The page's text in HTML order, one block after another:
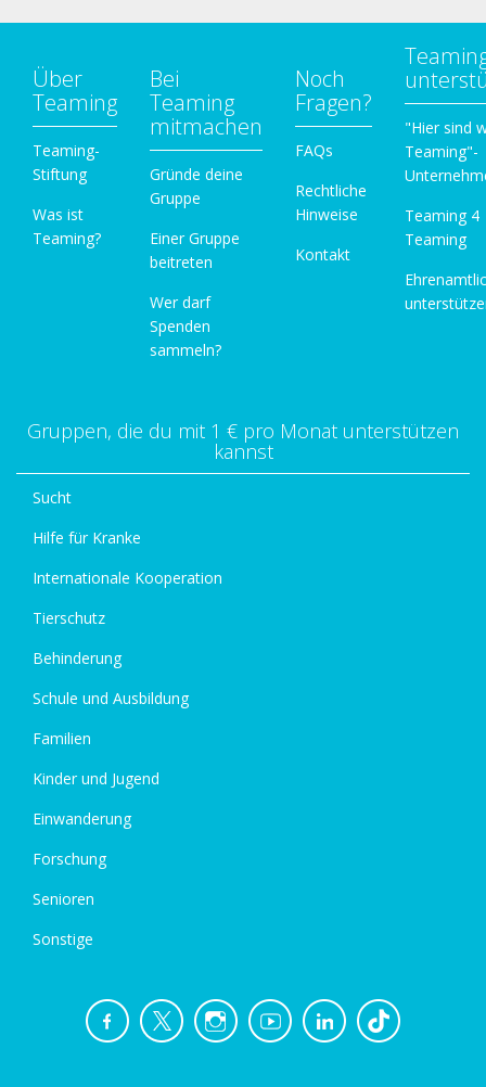
Über
Teaming
Teaming-
Stiftung
Was ist
Teaming?
Bei
Teaming
mitmachen
Gründe deine
Gruppe
Einer Gruppe
beitreten
Wer darf
Spenden
sammeln?
Noch
Fragen?
FAQs
Rechtliche
Hinweise
Kontakt
"Hier sind
Teaming"-
Teaming 4
Teaming
Gruppen, die du mit 1 € pro Monat unterstützen
kannst
Sucht
Hilfe für Kranke
Internationale Kooperation
Tierschutz
Behinderung
Schule und Ausbildung
Familien
Kinder und Jugend
Einwanderung
Forschung
Senioren
Sonstige